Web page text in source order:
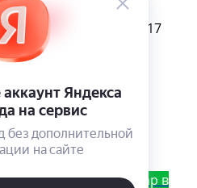
Пн-пт 10-19 Сб-вс 11-17
0СравнениеТовар в